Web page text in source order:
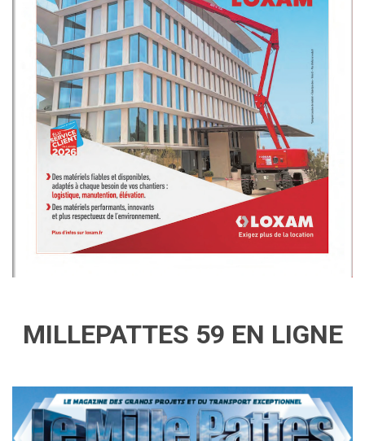
MILLEPATTES 59 EN LIGNE